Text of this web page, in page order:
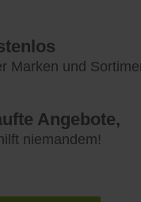
Marken und
Angebote,
niemandem!